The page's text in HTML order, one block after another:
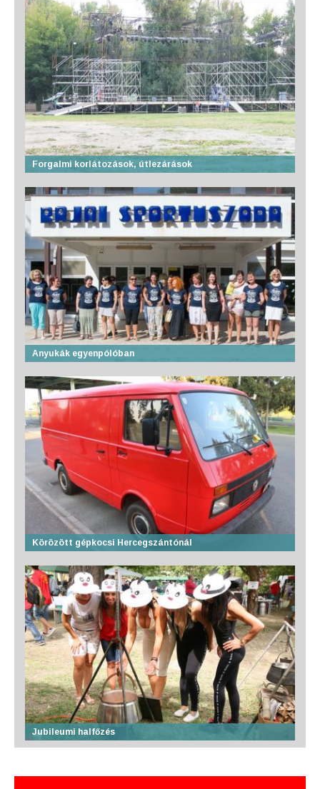
Forgalmi korlátozások, útlezárások
Anyukák egyenpólóban
Körözött gépkocsi Hercegszántónál
Jubileumi halfőzés